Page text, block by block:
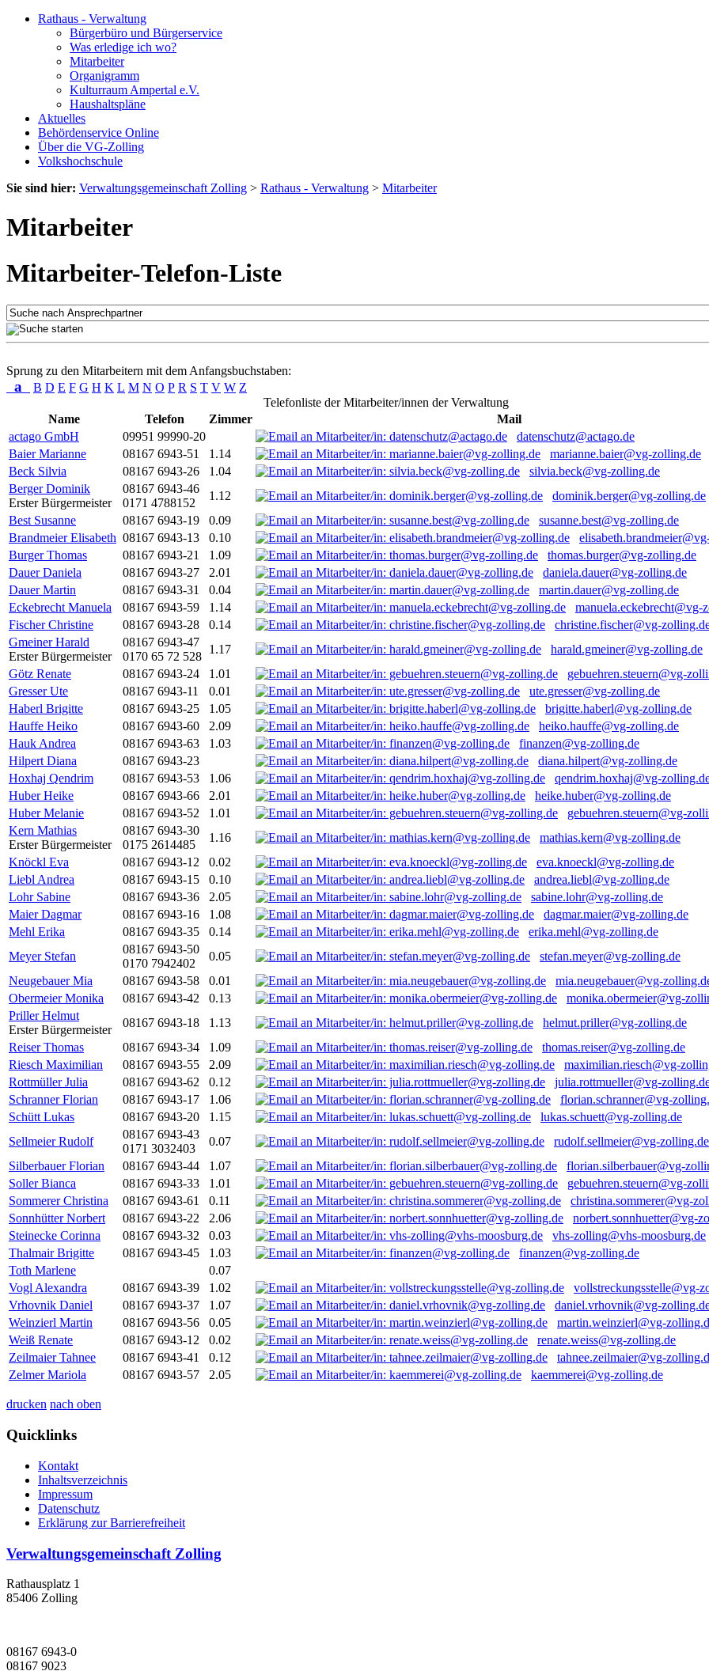
Rathaus - Verwaltung
Bürgerbüro und Bürgerservice
Was erledige ich wo?
Mitarbeiter
Organigramm
Kulturraum Ampertal e.V.
Haushaltspläne
Aktuelles
Behördenservice Online
Über die VG-Zolling
Volkshochschule
Sie sind hier: Verwaltungsgemeinschaft Zolling > Rathaus - Verwaltung > Mitarbeiter
Mitarbeiter
Mitarbeiter-Telefon-Liste
Sprung zu den Mitarbeitern mit dem Anfangsbuchstaben:
a B D E F G H K L M N O P R S T V W Z
Telefonliste der Mitarbeiter/innen der Verwaltung
Name
Telefon Zimmer
Mail
actago GmbH
09951 99990-20
datenschutz@actago.de
Baier Marianne
08167 6943-51 1.14
marianne.baier@vg-zolling.de
Beck Silvia
08167 6943-26 1.04
silvia.beck@vg-zolling.de
Berger Dominik
Erster Bürgermeister
08167 6943-46
0171 4788152
1.12
dominik.berger@vg-zolling.de
Best Susanne
08167 6943-19 0.09
susanne.best@vg-zolling.de
Brandmeier Elisabeth 08167 6943-13 0.10
Burger Thomas
08167 6943-21 1.09
thomas.burger@vg-zolling.de
Dauer Daniela
08167 6943-27 2.01
daniela.dauer@vg-zolling.de
Dauer Martin
08167 6943-31 0.04
martin.dauer@vg-zolling.de
Eckebrecht Manuela
08167 6943-59 1.14
manuela.eckebrecht@vg-
Fischer Christine
08167 6943-28 0.14
christine.fischer@vg-
Gmeiner Harald
Erster Bürgermeister
08167 6943-47
0170 65 72 528
1.17
harald.gmeiner@vg-zolling.de
Götz Renate
08167 6943-24 1.01
gebuehren.steuern@vg-
Gresser Ute
08167 6943-11 0.01
ute.gresser@vg-zolling.de
Haberl Brigitte
08167 6943-25 1.05
brigitte.haberl@vg-zolling.de
Hauffe Heiko
08167 6943-60 2.09
heiko.hauffe@vg-zolling.de
Hauk Andrea
08167 6943-63 1.03
finanzen@vg-zolling.de
Hilpert Diana
08167 6943-23
diana.hilpert@vg-zolling.de
Hoxhaj Qendrim
08167 6943-53 1.06
qendrim.hoxhaj@vg-
Huber Heike
08167 6943-66 2.01
heike.huber@vg-zolling.de
Huber Melanie
08167 6943-52 1.01
gebuehren.steuern@vg-
Kern Mathias
Erster Bürgermeister
08167 6943-30
0175 2614485
1.16
mathias.kern@vg-zolling.de
Knöckl Eva
08167 6943-12 0.02
eva.knoeckl@vg-zolling.de
Liebl Andrea
08167 6943-15 0.10
andrea.liebl@vg-zolling.de
Lohr Sabine
08167 6943-36 2.05
sabine.lohr@vg-zolling.de
Maier Dagmar
08167 6943-16 1.08
dagmar.maier@vg-zolling.de
Mehl Erika
08167 6943-35 0.14
erika.mehl@vg-zolling.de
Meyer Stefan
08167 6943-50
0170 7942402
0.05
stefan.meyer@vg-zolling.de
Neugebauer Mia
08167 6943-58 0.01
mia.neugebauer@vg-
Obermeier Monika
08167 6943-42 0.13
monika.obermeier@vg-
Priller Helmut
Erster Bürgermeister
08167 6943-18 1.13
helmut.priller@vg-zolling.de
Reiser Thomas
08167 6943-34 1.09
thomas.reiser@vg-zolling.de
Riesch Maximilian
08167 6943-55 2.09
maximilian.riesch@vg-
Rottmüller Julia
08167 6943-62 0.12
julia.rottmueller@vg-
Schranner Florian
08167 6943-17 1.06
florian.schranner@vg-
Schütt Lukas
08167 6943-20 1.15
lukas.schuett@vg-zolling.de
Sellmeier Rudolf
08167 6943-43
0171 3032403
0.07
rudolf.sellmeier@vg-zolling.de
Silberbauer Florian
08167 6943-44 1.07
florian.silberbauer@vg-
Soller Bianca
08167 6943-33 1.01
gebuehren.steuern@vg-
Sommerer Christina
08167 6943-61 0.11
christina.sommerer@vg-
Sonnhütter Norbert
08167 6943-22 2.06
norbert.sonnhuetter@vg-
Steinecke Corinna
08167 6943-32 0.03
vhs-zolling@vhs-moosburg.de
Thalmair Brigitte
08167 6943-45 1.03
finanzen@vg-zolling.de
Toth Marlene
0.07
Vogl Alexandra
08167 6943-39 1.02
vollstreckungsstelle@vg-
Vrhovnik Daniel
08167 6943-37 1.07
daniel.vrhovnik@vg-
Weinzierl Martin
08167 6943-56 0.05
martin.weinzierl@vg-
Weiß Renate
08167 6943-12 0.02
renate.weiss@vg-zolling.de
Zeilmaier Tahnee
08167 6943-41 0.12
tahnee.zeilmaier@vg-
Zelmer Mariola
08167 6943-57 2.05 kaemmerei@vg-zolling.de
drucken nach oben
Quicklinks
Kontakt
Inhaltsverzeichnis
Impressum
Datenschutz
Erklärung zur Barrierefreiheit
Verwaltungsgemeinschaft Zolling
Rathausplatz 1
85406 Zolling
08167 6943-0
08167 9023